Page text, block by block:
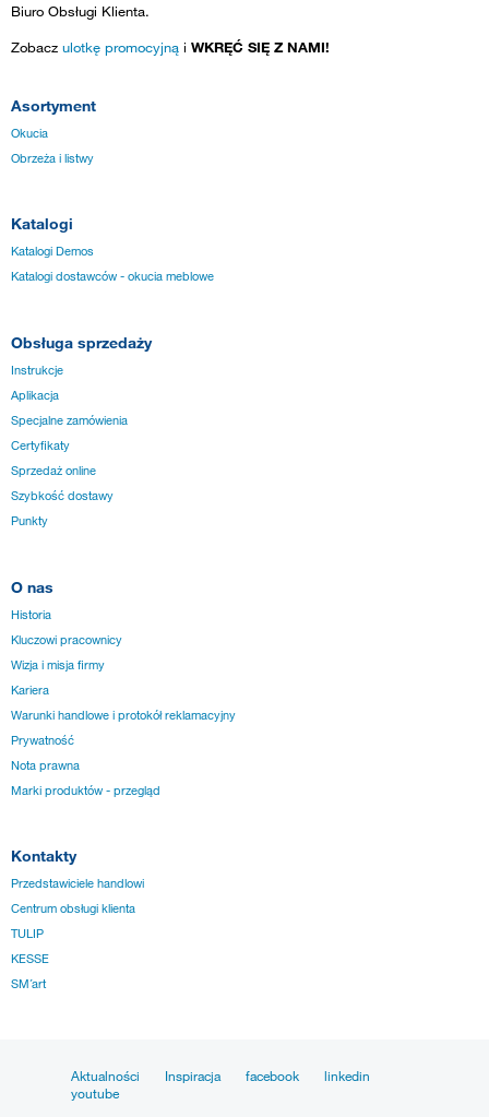
Biuro Obsługi Klienta.
Zobacz ulotkę promocyjną i WKRĘĆ SIĘ Z NAMI!
Asortyment
Okucia
Obrzeża i listwy
Katalogi
Katalogi Demos
Katalogi dostawców - okucia meblowe
Obsługa sprzedaży
Instrukcje
Aplikacja
Specjalne zamówienia
Certyfikaty
Sprzedaż online
Szybkość dostawy
Punkty
O nas
Historia
Kluczowi pracownicy
Wizja i misja firmy
Kariera
Warunki handlowe i protokół reklamacyjny
Prywatność
Nota prawna
Marki produktów - przegląd
Kontakty
Przedstawiciele handlowi
Centrum obsługi klienta
TULIP
KESSE
SM´art
Aktualności Inspiracja facebook
linkedin
youtube